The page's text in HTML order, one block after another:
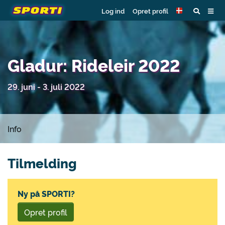
Log ind Opret profil
Gladur: Rideleir 2022
29. juni - 3. juli 2022
Info
Tilmelding
Ny på SPORTI?
Opret profil